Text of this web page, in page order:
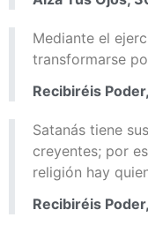
Mediante el
transformarse
Recibiréis
Satanás tiene
creyentes; por
religión hay
Recibiréis